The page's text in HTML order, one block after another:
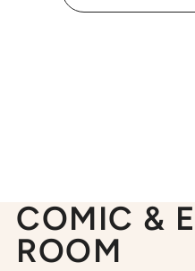
COMIC &
ROOM